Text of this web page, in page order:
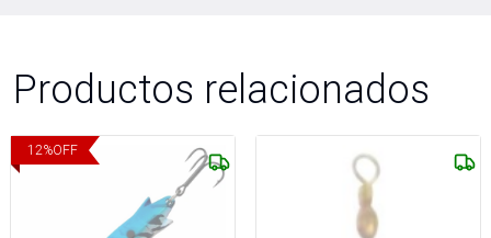
Productos relacionados
12%OFF